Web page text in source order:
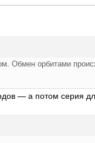
Обмен орбитами
— а потом серия